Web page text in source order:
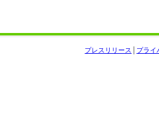
プライ
プレスリリース